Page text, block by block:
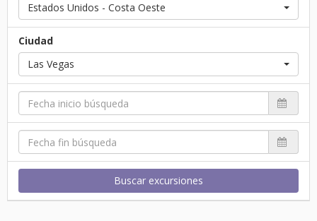
Estados Unidos - Costa Oeste
Ciudad
Las Vegas
Buscar excursiones